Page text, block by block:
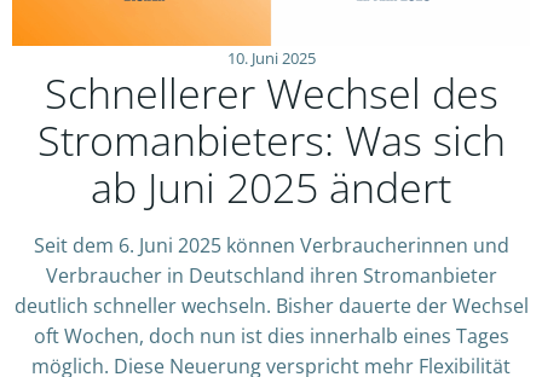
10. Juni 2025
Schnellerer Wechsel des
Stromanbieters: Was sich
ab Juni 2025 ändert
Seit dem 6. Juni 2025 können Verbraucherinnen und
Verbraucher in Deutschland ihren Stromanbieter
deutlich schneller wechseln. Bisher dauerte der Wechsel
oft Wochen, doch nun ist dies innerhalb eines Tages
möglich. Diese Neuerung verspricht mehr Flexibilität